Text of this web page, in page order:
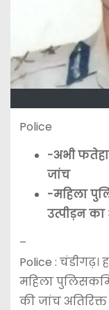
Police
-अभी
जांच
-महिला
उत्पीड़न
–
Police : चंडीगढ़।
महिला
की जांच